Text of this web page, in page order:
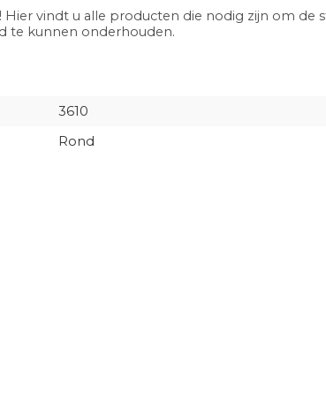
vindt u alle producten die nodig zijn om de
te kunnen onderhouden.
3610
Rond